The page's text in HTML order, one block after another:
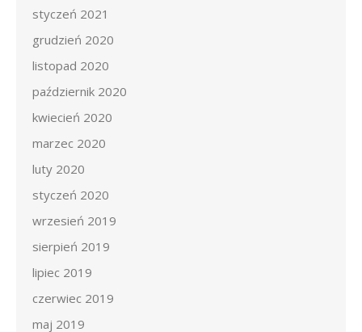
styczeń 2021
grudzień 2020
listopad 2020
październik 2020
kwiecień 2020
marzec 2020
luty 2020
styczeń 2020
wrzesień 2019
sierpień 2019
lipiec 2019
czerwiec 2019
maj 2019